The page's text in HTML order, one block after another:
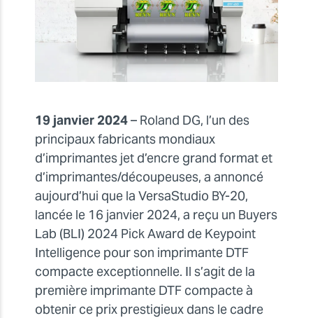
19 janvier 2024– Roland DG, l’un des
principaux fabricants mondiaux
d’imprimantes jet d’encre grand format et
d’imprimantes/découpeuses, a annoncé
aujourd’hui que la VersaStudio BY-20,
lancée le 16 janvier 2024, a reçu un Buyers
Lab (BLI) 2024 Pick Award de Keypoint
Intelligence pour son imprimante DTF
compacte exceptionnelle. Il s’agit de la
première imprimante DTF compacte à
obtenir ce prix prestigieux dans le cadre